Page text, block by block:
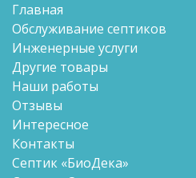
Главная
Обслуживание септиков
Инженерные услуги
Другие товары
Наши работы
Отзывы
Интересное
Контакты
Септик «БиоДека»